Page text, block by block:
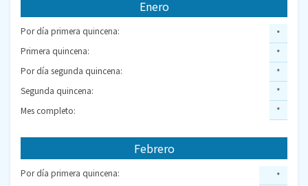
Enero
Por día primera quincena:
Primera quincena:
Por día segunda quincena:
Segunda quincena:
Mes completo:
*
*
*
*
*
Febrero
Por día primera quincena:
*